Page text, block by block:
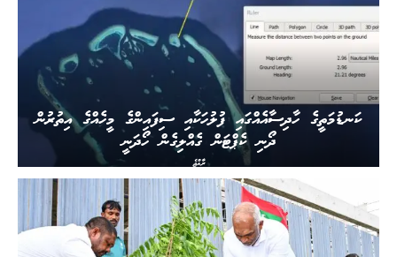
ރާއްޖެ
ކަނޑުމަތީގެ ހާދިސާއެއްގައި ފުލުހަކާއި ސިފައިންގެ މީހެއްގެ އިތުރުން
ދޯނި ކެޕްޓަން ގެއްލިގެން ހޯދަނީ